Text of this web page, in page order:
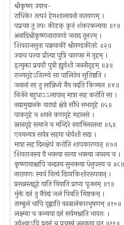
श्रीकृष्ण उवाच-
राधिके! तत्परं हेमशालायनो नरायणम् ।
पप्रच्छ तु तपः कीदृक् कृतं शंकरकन्यया ॥१॥
अनादिश्रीकृष्णनारायणो जगाद तूत्तरम् ।
शिवराजसुता चक्रवाकीं श्रीगण्डकीतटे ॥२॥
उवाच परया प्रीत्या पुत्रि चागच्छ मे गृहम् ।
इत्युक्ता प्रययौ पुत्री ह्युर्वशी जननीगृहम् ॥३॥
राज्यगृहेऽतिरम्ये सा पालितेव सुतिष्ठति ।
जनानां सा तु सान्निध्ये नैव वदति किञ्चन ॥४॥
निर्जने बहुधाऽऽलापान् मात्रा सह करोति सा ।
नद्यामुद्यानके वाट्यां क्षेत्रे सौधे सभागृहे ॥५॥
पाकगृहे च शयने कणगृहे महानसे ।
स्नानगृहे समाजे च मन्दिरे स्वामिनस्तथा ॥६॥
एवमन्यत्र सर्वत्र सहगा चोर्वशी सदा ।
मात्रा सह दिनक्षेपं करोति शापकारणात् ॥७॥
शिवराजस्य वै भक्त्या सत्या भक्त्या जयस्य च ।
कृष्णायाश्चापि चन्द्रस्य सुभक्त्या धेनुपस्य च ॥८॥
नारायणः स्वयं नित्यं दिव्यकिशोररूपवान् ।
प्रसन्नस्तद्गृहे याति वियाति प्राप्य पूजनम् ॥९॥
भुंक्ते दत्तं तु नैवेद्यं जलं पिबति मिष्टकम् ।
ताम्बूलं चापि गृह्णाति वस्त्रालंकारभूषणम् ॥१०॥
लक्ष्म्या च कन्यया दत्तं सर्वमश्नाति भावतः ।